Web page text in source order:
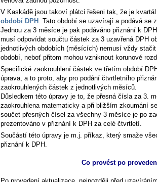
V Kaskádě jsou takoví plátci řešeni tak, že je
období DPH . Tato období se uzavírají a podává se
Jednou za 3 měsíce je pak podáváno přiznání k
musí odpovídat součtu částek za 3 uzavřená DPH
jednotlivých obdobích (měsících) nemusí vždy
období, neboť přitom mohou vzniknout korunové
Specifické zaokrouhlení částek ve třetím období
úprava, a to proto, aby pro podání čtvrtletního
zaokrouhlených částek z jednotlivých měsíců.
Důsledkem této úpravy je to, že přesná čísla za 3.
zaokrouhlena matematicky a při bližším zkoumání
součet přesných čísel za všechny 3 měsíce je po
prezentováno v přiznání k DPH za celé čtvrtletí.
Součástí této úpravy je m.j. příkaz, který smaže
přiznání k DPH.
Co provést po